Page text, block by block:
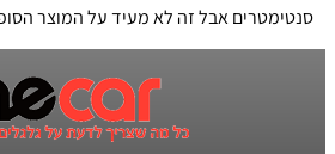
סנטימטרים אבל זה לא מעיד על המוצר הסופי.